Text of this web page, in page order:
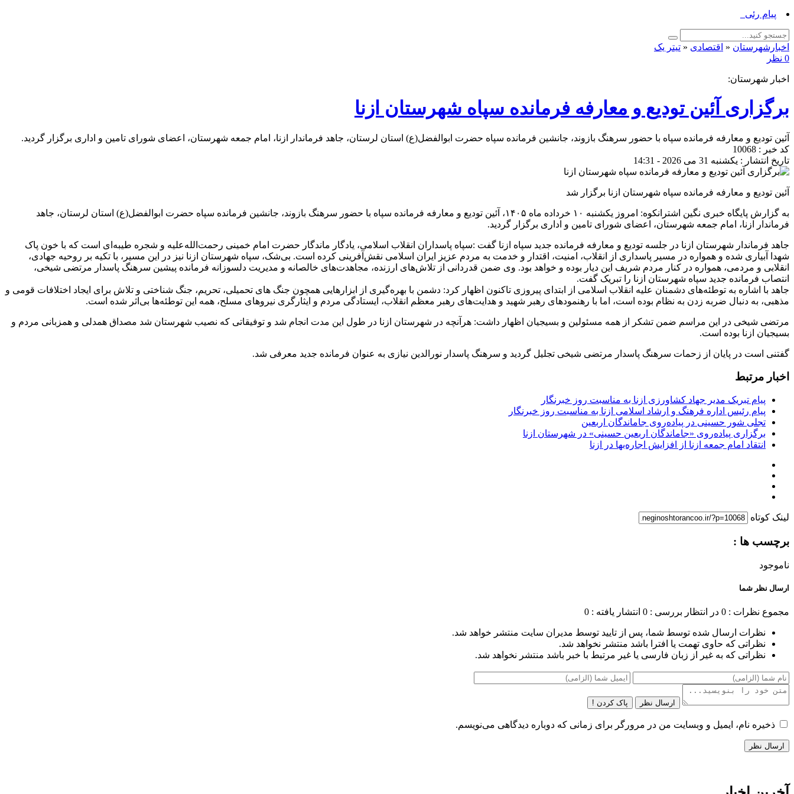
پیام رئیس اداره فرهنگ و_
اخبارشهرستان « اقتصادی « تیتر یک
0 نظر
اخبار شهرستان:
برگزاری آئین تودیع و معارفه فرمانده سپاه شهرستان ازنا
آئین تودیع و معارفه فرمانده سپاه با حضور سرهنگ بازوند، جانشین فرمانده سپاه حضرت ابوالفضل(ع) استان لرستان، جاهد فرماندار ازنا، امام جمعه شهرستان، اعضای شورای تامین و اداری برگزار گردید.
کد خبر : 10068
تاریخ انتشار : یکشنبه 31 می 2026 - 14:31
آئین تودیع و معارفه فرمانده سپاه شهرستان ازنا برگزار شد
به گزارش پایگاه خبری نگین اشترانکوه: امروز یکشنبه ۱۰ خرداده ماه ۱۴۰۵، آئین تودیع و معارفه فرمانده سپاه با حضور سرهنگ بازوند، جانشین فرمانده سپاه حضرت ابوالفضل(ع) استان لرستان، جاهد
فرماندار ازنا، امام جمعه شهرستان، اعضای شورای تامین و اداری برگزار گردید.
جاهد فرماندار شهرستان ازنا در جلسه تودیع و معارفه فرمانده جدید سپاه ازنا گفت :سپاه پاسداران انقلاب اسلامی، یادگار ماندگار حضرت امام خمینی رحمت‌الله‌علیه و شجره طیبه‌ای است که با خون پاک
شهدا آبیاری شده و همواره در مسیر پاسداری از انقلاب، امنیت، اقتدار و خدمت به مردم عزیز ایران اسلامی نقش‌آفرینی کرده است. بی‌شک، سپاه شهرستان ازنا نیز در این مسیر، با تکیه بر روحیه جهادی،
انقلابی و مردمی، همواره در کنار مردم شریف این دیار بوده و خواهد بود. وی ضمن قدردانی از تلاش‌های ارزنده، مجاهدت‌های خالصانه و مدیریت دلسوزانه فرمانده پیشین سرهنگ پاسدار مرتضی شیخی،
انتصاب فرمانده جدید سپاه شهرستان ازنا را تبریک گفت.
جاهد با اشاره به توطئه‌های دشمنان علیه انقلاب اسلامی از ابتدای پیروزی تاکنون اظهار کرد: دشمن با بهره‌گیری از ابزارهایی همچون جنگ های تحمیلی، تحریم، جنگ شناختی و تلاش برای ایجاد اختلافات قومی و
مذهبی، به دنبال ضربه زدن به نظام بوده است، اما با رهنمودهای رهبر شهید و هدایت‌های رهبر معظم انقلاب، ایستادگی مردم و ایثارگری نیروهای مسلح، همه این توطئه‌ها بی‌اثر شده است.
مرتضی شیخی در این مراسم ضمن تشکر از همه مسئولین و بسیجیان اظهار داشت: هرآنچه در شهرستان ازنا در طول این مدت انجام شد و توفیقاتی که نصیب شهرستان شد مصداق همدلی و همزبانی مردم و
بسیجیان ازنا بوده است.
گفتنی است در پایان از زحمات سرهنگ پاسدار مرتضی شیخی تجلیل گردید و سرهنگ پاسدار نورالدین نیازی به عنوان فرمانده جدید معرفی شد.
اخبار مرتبط
پیام تبریک مدیر جهاد کشاورزی ازنا به مناسبت روز خبرنگار
پیام رئیس اداره فرهنگ و ارشاد اسلامی ازنا به مناسبت روز خبرنگار
تجلی شور حسینی در پیاده‌روی جاماندگان اربعین
برگزاری پیاده‌روی «جاماندگان اربعین حسینی» در شهرستان ازنا
انتقاد امام جمعه ازنا از افزایش اجاره‌بها در ازنا
لینک کوتاه
برچسب ها :
ناموجود
ارسال نظر شما
مجموع نظرات : 0 در انتظار بررسی : 0 انتشار یافته : 0
نظرات ارسال شده توسط شما، پس از تایید توسط مدیران سایت منتشر خواهد شد.
نظراتی که حاوی تهمت یا افترا باشد منتشر نخواهد شد.
نظراتی که به غیر از زبان فارسی یا غیر مرتبط با خبر باشد منتشر نخواهد شد.
ارسال نظر پاک کردن !
ذخیره نام، ایمیل و وبسایت من در مرورگر برای زمانی که دوباره دیدگاهی می‌نویسم.